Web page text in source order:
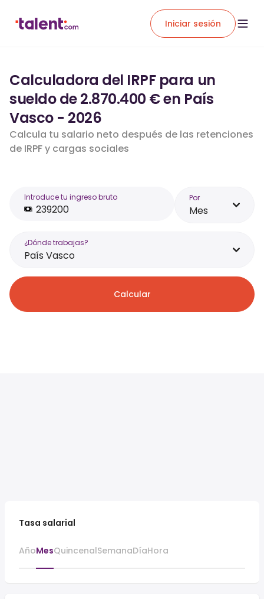
Iniciar sesión
Calculadora del IRPF para un
sueldo de 2.870.400 € en País
Vasco - 2026
Calcula tu salario neto después de las retenciones
de IRPF y cargas sociales
Introduce tu ingreso bruto Por
Mes
¿Dónde trabajas?
País Vasco
Calcular
Tasa salarial
AñoMesQuincenalSemanaDíaHora